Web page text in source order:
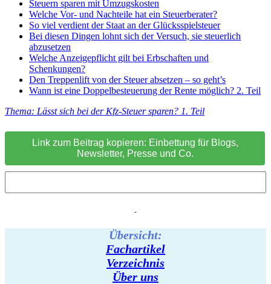
Steuern sparen mit Umzugskosten
Welche Vor- und Nachteile hat ein Steuerberater?
So viel verdient der Staat an der Glücksspielsteuer
Bei diesen Dingen lohnt sich der Versuch, sie steuerlich
abzusetzen
Welche Anzeigepflicht gilt bei Erbschaften und
Schenkungen?
Den Treppenlift von der Steuer absetzen – so geht’s
Wann ist eine Doppelbesteuerung der Rente möglich? 2. Teil
Thema: Lässt sich bei der Kfz-Steuer sparen? 1. Teil
Link zum Beitrag kopieren: Einbettung für Blogs,
Newsletter, Presse und Co.
-
Übersicht:
Fachartikel
Verzeichnis
Über uns